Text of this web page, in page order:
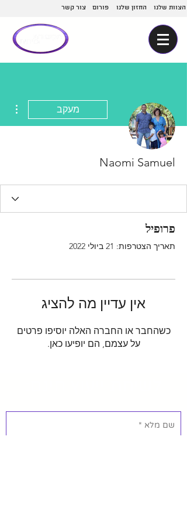
צור קשר פורום החזון שלנו הצוות שלנו
מעקב
Naomi Samuel
פרופיל
תאריך הצטרפות: 21 ביולי 2022
אין עדיין מה להציג
כשהחבר או החברה האלה יוסיפו פרטים
על עצמם, הם יופיעו כאן.